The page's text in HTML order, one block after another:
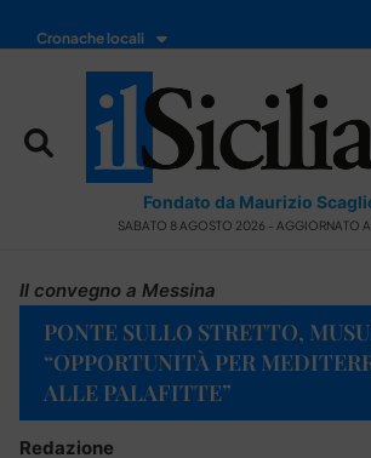
Cronache locali
Fondato da Maurizio
SABATO 8 AGOSTO 2026 - AGGIORNATO
Il convegno a Messina
PONTE SULLO STRETTO,
“OPPORTUNITÀ PER
ALLE PALAFITTE”
Redazione